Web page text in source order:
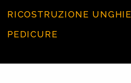
RICOSTRUZIONE UNGHIE
PEDICURE